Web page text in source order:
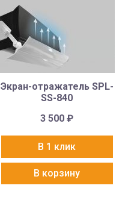
Экран-отражатель SPL-
SS-840
3 500₽
В 1 клик
В корзину